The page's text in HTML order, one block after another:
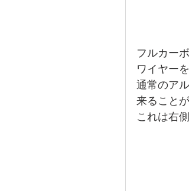
フルカー
ワイヤー
通常のア
来ること
これは右